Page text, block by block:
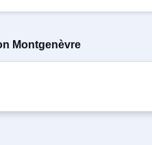
Montgenèvre